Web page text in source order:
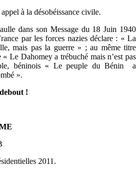
à la désobéissance civile.
dans son Message du 18 Juin 1940
par les forces nazies déclare : « La
mais pas la guerre » ; au même titre
Le Dahomey a trébuché mais n’est pas
béninois « Le peuple du Bénin a
».
!
2011.